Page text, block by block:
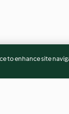
to enhance site